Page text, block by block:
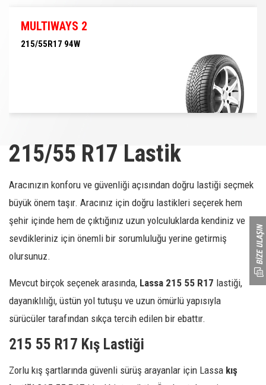
MULTIWAYS 2
215/55R17 94W
215/55 R17 Lastik
Aracınızın konforu ve güvenliği açısından doğru lastiği seçmek
büyük önem taşır. Aracınız için doğru lastikleri seçerek hem
şehir içinde hem de çıktığınız uzun yolculuklarda kendiniz ve
sevdikleriniz için önemli bir sorumluluğu yerine getirmiş
olursunuz.
Mevcut birçok seçenek arasında, Lassa 215 55 R17 lastiği,
dayanıklılığı, üstün yol tutuşu ve uzun ömürlü yapısıyla
sürücüler tarafından sıkça tercih edilen bir ebattır.
215 55 R17 Kış Lastiği
Zorlu kış şartlarında güvenli sürüş arayanlar için Lassa kış